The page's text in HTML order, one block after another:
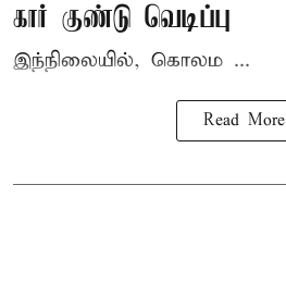
கார் குண்டு வெடிப்பு
இந்நிலையில், கொலம ...
Read More